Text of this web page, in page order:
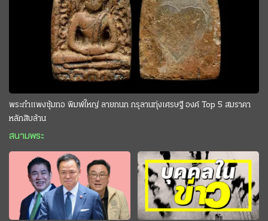
พระกำแพงซุ้มกอ พิมพ์ใหญ่ ลายกนก กรุลานทุ่งเศรษฐี องค์ Top 5 สมราคา
หลักสิบล้าน
สนามพระ